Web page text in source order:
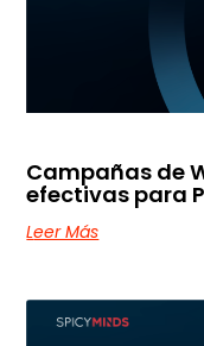
Campañas de
efectivas para
Leer Más